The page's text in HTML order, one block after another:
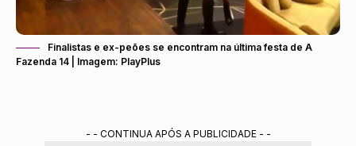
Finalistas e ex-peões se encontram na última festa de A
Fazenda 14 | Imagem: PlayPlus
- - CONTINUA APÓS A PUBLICIDADE - -